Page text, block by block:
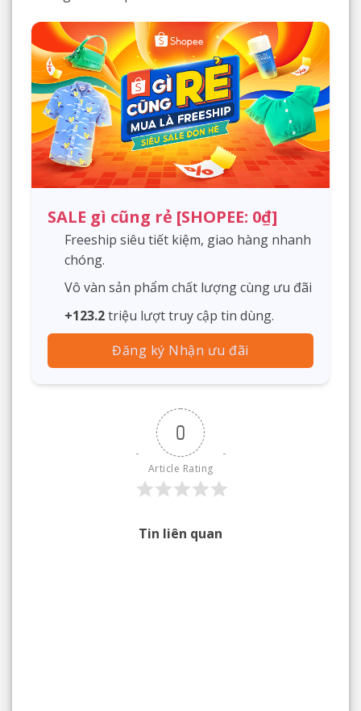
SALE gì cũng rẻ [SHOPEE: 0₫]
Freeship siêu tiết kiệm, giao hàng nhanh
chóng.
Vô vàn sản phẩm chất lượng cùng ưu đãi
+123.2triệu lượt truy cập tin dùng.
Đăng ký Nhận ưu đãi
0
Article Rating
Tin liên quan